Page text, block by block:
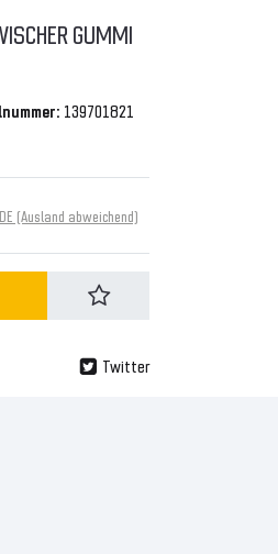
GUMMI
139701821
(Ausland abweichend)
Twitter